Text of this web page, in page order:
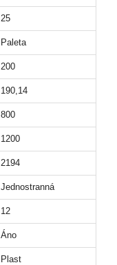
25
Paleta
200
190,14
800
1200
2194
Jednostranná
12
Áno
Plast